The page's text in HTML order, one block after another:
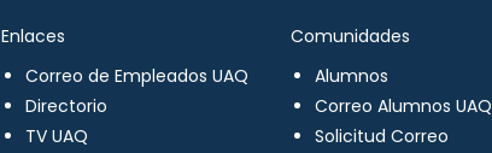
Enlaces
Correo de Empleados UAQ
Directorio
TV UAQ
Comunidades
Alumnos
Correo Alumnos UAQ
Solicitud Correo